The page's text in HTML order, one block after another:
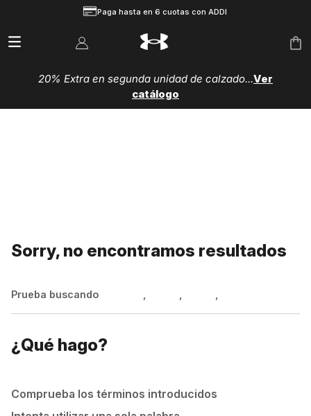
Paga hasta en 6 cuotas con ADDI
20% Extra en segunda unidad de calzado...Ver
catálogo
Sorry, no encontramos resultados
Prueba buscando , , ,
¿Qué hago?
Comprueba los términos introducidos